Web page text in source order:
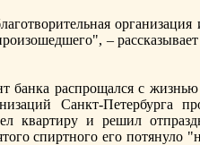
–
банка распрощался с
Санкт-Петербурга
квартиру и решил
спиртного его